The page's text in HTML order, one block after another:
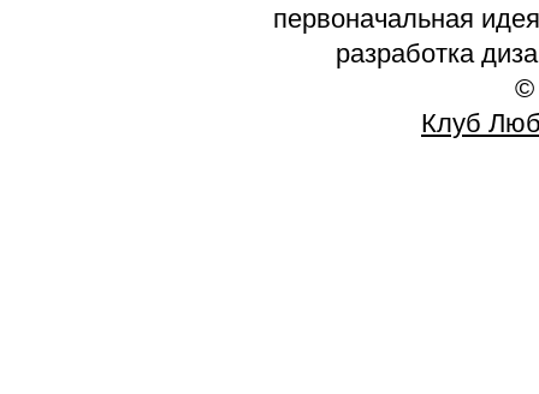
первоначальная
разработка
©
Клуб